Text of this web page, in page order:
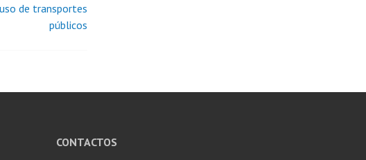
de transportes
públicos
CONTACTOS